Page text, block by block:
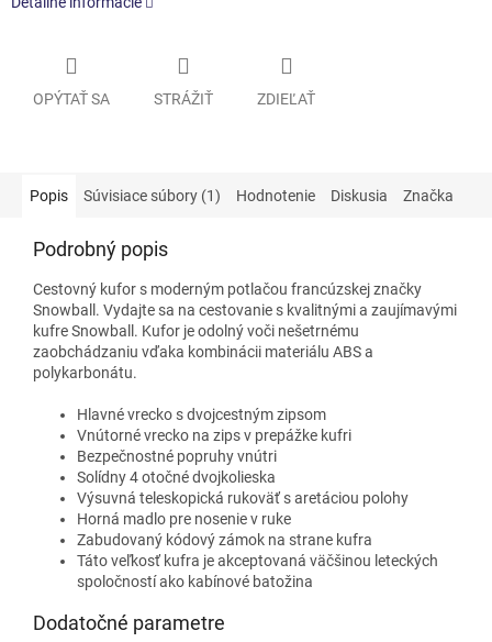
OPÝTAŤ SA STRÁŽIŤ ZDIEĽAŤ
Popis Súvisiace súbory (1) Hodnotenie Diskusia Značka
Podrobný popis
Cestovný kufor s moderným potlačou francúzskej značky
Snowball. Vydajte sa na cestovanie s kvalitnými a zaujímavými
kufre Snowball. Kufor je odolný voči nešetrnému
zaobchádzaniu vďaka kombinácii materiálu ABS a
polykarbonátu.
Hlavné vrecko s dvojcestným zipsom
Vnútorné vrecko na zips v prepážke kufri
Bezpečnostné popruhy vnútri
Solídny 4 otočné dvojkolieska
Výsuvná teleskopická rukoväť s aretáciou polohy
Horná madlo pre nosenie v ruke
Zabudovaný kódový zámok na strane kufra
Táto veľkosť kufra je akceptovaná väčšinou leteckých
spoločností ako kabínové batožina
Dodatočné parametre